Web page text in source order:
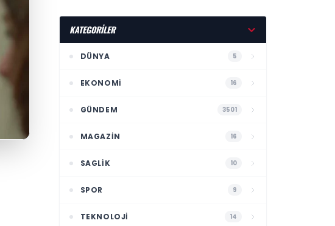
KATEGORİLER
DÜNYA 5
EKONOMI 16
GÜNDEM 3501
MAGAZIN 16
SAGLIK 10
SPOR 9
TEKNOLOJI 14